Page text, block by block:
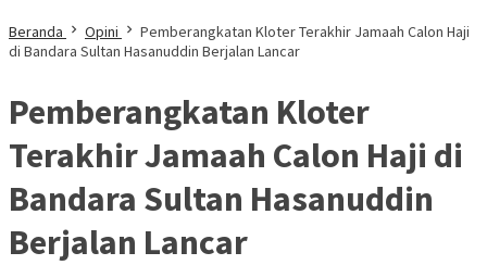
Beranda Opini
Pemberangkatan Kloter Terakhir Jamaah Calon Haji
di Bandara Sultan Hasanuddin Berjalan Lancar
Pemberangkatan Kloter
Terakhir Jamaah Calon Haji di
Bandara Sultan Hasanuddin
Berjalan Lancar